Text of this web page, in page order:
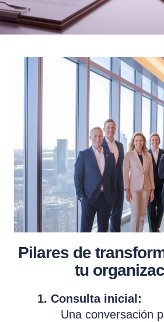
Pilares de
tu
1. Consulta inicial:
Una conversación